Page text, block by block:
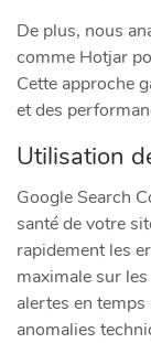
De plus, nous
comme Hotjar
Cette approche
et des
Utilisation
Google Search
santé de votre
rapidement les
maximale sur
alertes en
anomalies